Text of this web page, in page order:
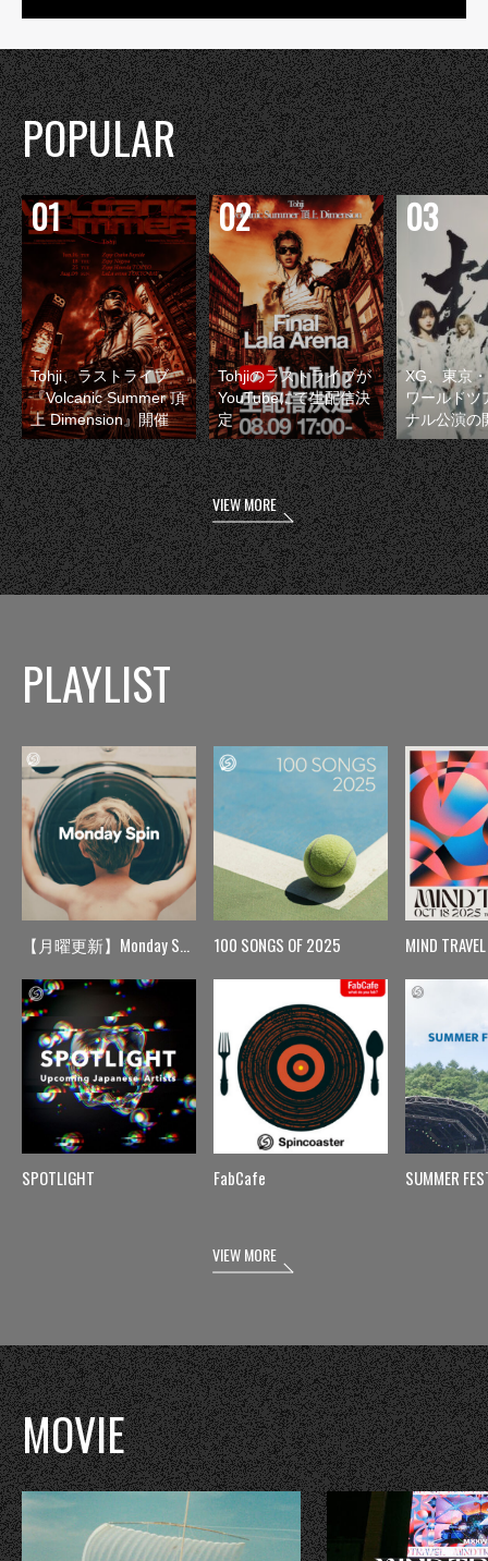
POPULAR
Tohji、ラストライブ
『Volcanic Summer 頂
上 Dimension』開催
Tohjiのラストライブが
YouTubeにて生配信決
定
XG、東京
ワールドツ
ナル公演の
VIEW MORE
PLAYLIST
【月曜更新】Monday Spin
SPOTLIGHT
100 SONGS OF 2025
FabCafe
MIND TRAVEL
SUMMER
VIEW MORE
MOVIE